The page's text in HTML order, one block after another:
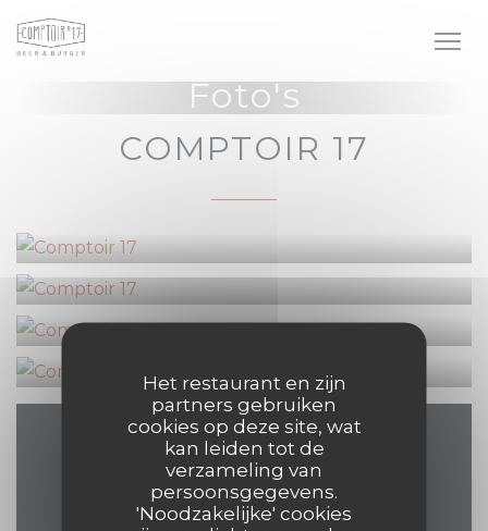
Cookies beheer paneel
Het restaurant en zijn
partners gebruiken
cookies op deze site, wat
kan leiden tot de
verzameling van
persoonsgegevens.
'Noodzakelijke' cookies
Foto's
COMPTOIR 17
Plattegrond en
Contact